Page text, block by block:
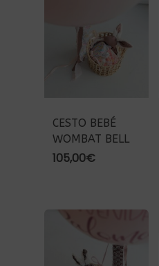
CESTO BEBÉ
WOMBAT BELL
105,00€